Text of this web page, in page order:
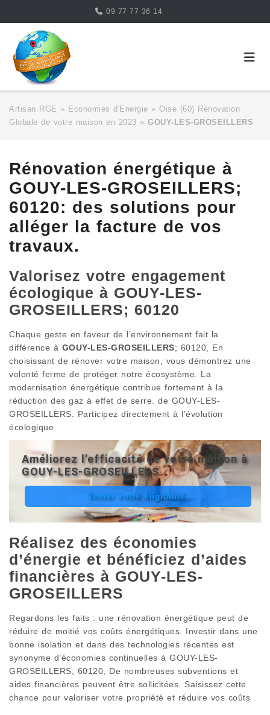
content
09 77 77 36 14
Artisan RGE » Economies d'Energie » Oise (60) Rénovation
Globale de votre maison en 2023 » GOUY-LES-GROSEILLERS
Rénovation énergétique à
GOUY-LES-GROSEILLERS;
60120: des solutions pour
alléger la facture de vos
travaux.
Valorisez votre engagement
écologique à GOUY-LES-
GROSEILLERS; 60120
Chaque geste en faveur de l’environnement fait la
différence à GOUY-LES-GROSEILLERS; 60120, En
choisissant de rénover votre maison, vous démontrez une
volonté ferme de protéger notre écosystème. La
modernisation énergétique contribue fortement à la
réduction des gaz à effet de serre. de GOUY-LES-
GROSEILLERS. Participez directement à l’évolution
écologique.
Améliorez l’efficacité de votre maison à
GOUY-LES-GROSEILLERS
Tester votre éligibilité.
Réalisez des économies
d’énergie et bénéficiez d’aides
financières à GOUY-LES-
GROSEILLERS
Regardons les faits : une rénovation énergétique peut de
réduire de moitié vos coûts énergétiques. Investir dans une
bonne isolation et dans des technologies récentes est
synonyme d’économies continuelles à GOUY-LES-
GROSEILLERS; 60120, De nombreuses subventions et
aides financières peuvent être sollicitées. Saisissez cette
chance pour valoriser votre propriété et réduire vos coûts